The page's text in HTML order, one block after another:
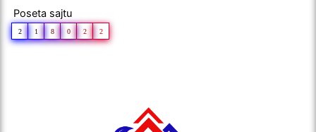
Poseta sajtu
2 1 8 0 2 2